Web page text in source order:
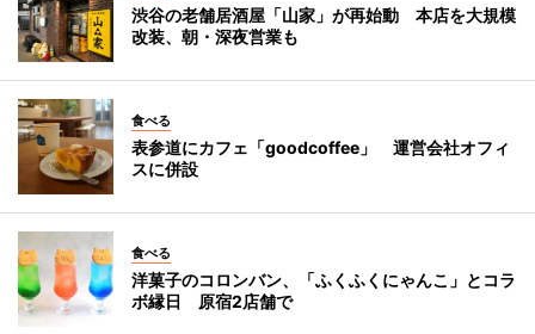
渋谷の老舗居酒屋「山家」が再始動 本店を大規模
改装、朝・深夜営業も
食べる
表参道にカフェ「goodcoffee」 運営会社オフィ
スに併設
食べる
洋菓子のコロンバン、「ふくふくにゃんこ」とコラ
ボ縁日 原宿2店舗で